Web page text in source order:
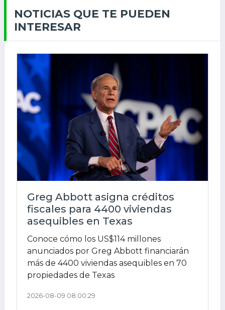
NOTICIAS QUE TE PUEDEN
INTERESAR
Greg Abbott asigna créditos
fiscales para 4400 viviendas
asequibles en Texas
Conoce cómo los US$114 millones
anunciados por Greg Abbott financiarán
más de 4400 viviendas asequibles en 70
propiedades de Texas
2026-08-09 08:00:29